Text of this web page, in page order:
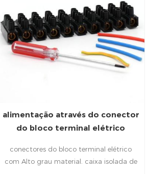
alimentação através do conector
do bloco terminal elétrico
conectores do bloco terminal elétrico
com Alto grau material. caixa isolada de